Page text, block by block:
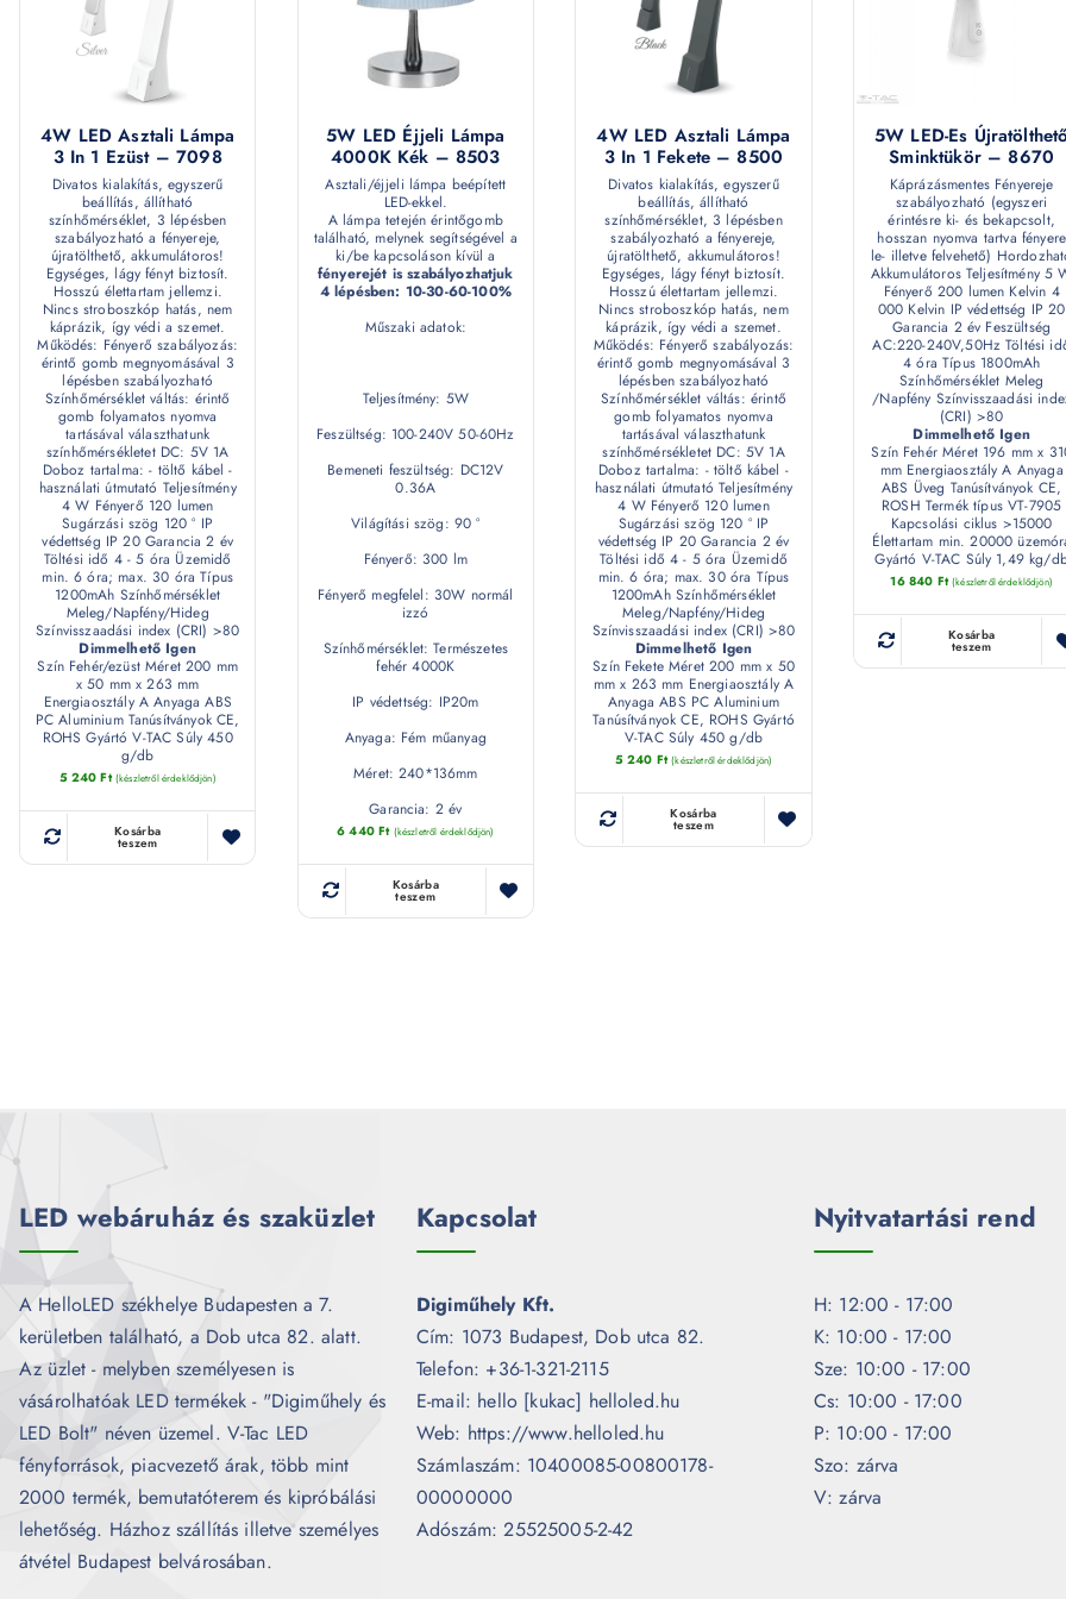
4W LED Asztali Lámpa
3 In 1 Ezüst – 7098
Divatos kialakítás, egyszerű
beállítás, állítható
színhőmérséklet, 3 lépésben
szabályozható a fényereje,
újratölthető, akkumulátoros!
Egységes, lágy fényt biztosít.
Hosszú élettartam jellemzi.
Nincs stroboszkóp hatás, nem
káprázik, így védi a szemet.
Működés: Fényerő szabályozás:
érintő gomb megnyomásával 3
lépésben szabályozható
Színhőmérséklet váltás: érintő
gomb folyamatos nyomva
tartásával választhatunk
színhőmérsékletet DC: 5V 1A
Doboz tartalma: - töltő kábel -
használati útmutató Teljesítmény
4 W Fényerő 120 lumen
Sugárzási szög 120 ° IP
védettség IP 20 Garancia 2 év
Töltési idő 4 - 5 óra Üzemidő
min. 6 óra; max. 30 óra Típus
1200mAh Színhőmérséklet
Meleg/Napfény/Hideg
Színvisszaadási index (CRI) >80
Dimmelhető Igen
Szín Fehér/ezüst Méret 200 mm
x 50 mm x 263 mm
Energiaosztály A Anyaga ABS
PC Aluminium Tanúsítványok CE,
ROHS Gyártó V-TAC Súly 450
g/db
5 240Ft (készletről érdeklődjön)
Kosárba
teszem
5W LED Éjjeli Lámpa
4000K Kék – 8503
Asztali/éjjeli lámpa beépített
LED-ekkel.
A lámpa tetején érintőgomb
található, melynek segítségével a
ki/be kapcsoláson kívül a
fényerejét is szabályozhatjuk
4 lépésben: 10-30-60-100%
Műszaki adatok:
Teljesítmény: 5W
Feszültség: 100-240V 50-60Hz
Bemeneti feszültség: DC12V
0.36A
Világítási szög: 90 °
Fényerő: 300 lm
Fényerő megfelel: 30W normál
izzó
Színhőmérséklet: Természetes
fehér 4000K
IP védettség: IP20m
Anyaga: Fém műanyag
Méret: 240*136mm
Garancia: 2 év
6 440Ft (készletről érdeklődjön)
Kosárba
teszem
4W LED Asztali Lámpa
3 In 1 Fekete – 8500
Divatos kialakítás, egyszerű
beállítás, állítható
színhőmérséklet, 3 lépésben
szabályozható a fényereje,
újratölthető, akkumulátoros!
Egységes, lágy fényt biztosít.
Hosszú élettartam jellemzi.
Nincs stroboszkóp hatás, nem
káprázik, így védi a szemet.
Működés: Fényerő szabályozás:
érintő gomb megnyomásával 3
lépésben szabályozható
Színhőmérséklet váltás: érintő
gomb folyamatos nyomva
tartásával választhatunk
színhőmérsékletet DC: 5V 1A
Doboz tartalma: - töltő kábel -
használati útmutató Teljesítmény
4 W Fényerő 120 lumen
Sugárzási szög 120 ° IP
védettség IP 20 Garancia 2 év
Töltési idő 4 - 5 óra Üzemidő
min. 6 óra; max. 30 óra Típus
1200mAh Színhőmérséklet
Meleg/Napfény/Hideg
Színvisszaadási index (CRI) >80
Dimmelhető Igen
Szín Fekete Méret 200 mm x 50
mm x 263 mm Energiaosztály A
Anyaga ABS PC Aluminium
Tanúsítványok CE, ROHS Gyártó
V-TAC Súly 450 g/db
5 240 Ft (készletről érdeklődjön)
Kosárba
teszem
5W LED-Es
Sminktükör – 8670
Káprázásmentes Fényereje
szabályozható (egyszeri
érintésre ki- és bekapcsolt,
hosszan nyomva tartva fényere
le- illetve felvehető)
Akkumulátoros Teljesítmény 5
Fényerő 200 lumen Kelvin 4
000 Kelvin IP védettség IP 20
Garancia 2 év Feszültség
AC:220-240V,50Hz Töltési
4 óra Típus 1800mAh
Színhőmérséklet Meleg
/Napfény Színvisszaadási
(CRI) >80
Dimmelhető Igen
Szín Fehér Méret 196 mm x
mm Energiaosztály A Anyaga
ABS Üveg Tanúsítványok CE,
ROSH Termék típus VT-7905
Kapcsolási ciklus >15000
Élettartam min. 20000
Gyártó V-TAC Súly 1,49 kg/
16 840 Ft (készletről érdeklődjön)
Kosárba
teszem
LED webáruház és szaküzlet
A HelloLED székhelye Budapesten a 7.
kerületben található, a Dob utca 82. alatt.
Az üzlet - melyben személyesen is
vásárolhatóak LED termékek - "Digiműhely és
LED Bolt" néven üzemel. V-Tac LED
fényforrások, piacvezető árak, több mint
2000 termék, bemutatóterem és kipróbálási
lehetőség. Házhoz szállítás illetve személyes
átvétel Budapest belvárosában.
Kapcsolat
Digiműhely Kft.
Cím: 1073 Budapest, Dob utca 82.
Telefon: +36-1-321-2115
E-mail: hello [kukac] helloled.hu
Web: https://www.helloled.hu
Számlaszám: 10400085-00800178-
00000000
Adószám: 25525005-2-42
Nyitvatartási rend
H: 12:00 - 17:00
K: 10:00 - 17:00
Sze: 10:00 - 17:00
Cs: 10:00 - 17:00
P: 10:00 - 17:00
Szo: zárva
V: zárva